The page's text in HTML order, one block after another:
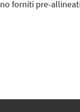
forniti pre-